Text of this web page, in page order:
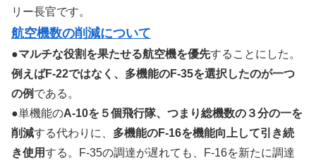
リー長官です。
航空機数の削減について
●マルチな役割を果たせる航空機を優先することにした。
例えばF-22ではなく、多機能のF-35を選択したのが一つ
の例 である。
●単機能のA-10を５個飛行隊、つまり総機数の３分の一を
削減する代わりに、 多機能のF-16を機能向上して引き続
き使用する。F-35の調達が遅れても、F-16を新たに調達